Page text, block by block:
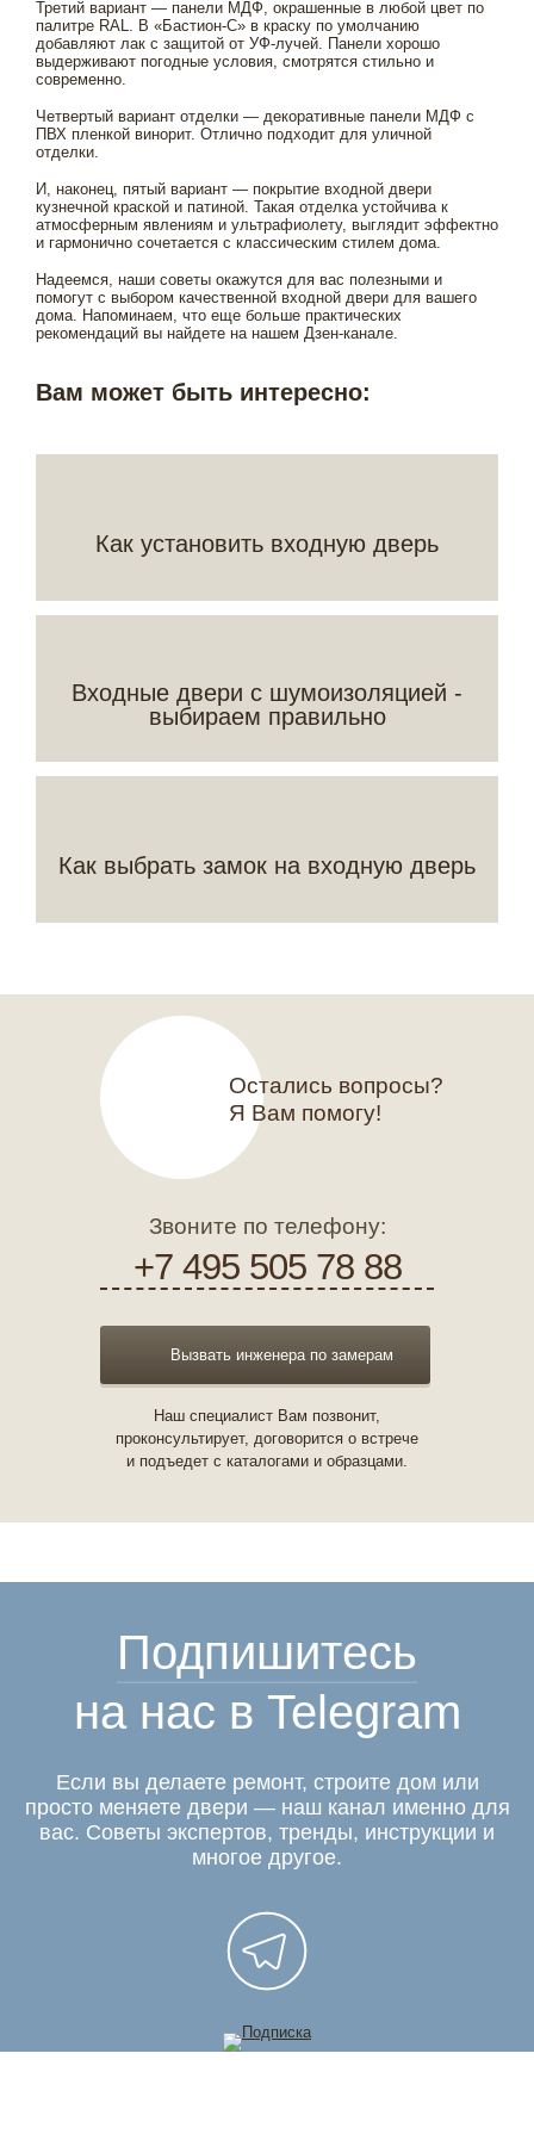
Третий вариант — панели МДФ, окрашенные в любой цвет по
палитре RAL. В «Бастион-С» в краску по умолчанию
добавляют лак с защитой от УФ-лучей. Панели хорошо
выдерживают погодные условия, смотрятся стильно и
современно.
Четвертый вариант отделки — декоративные панели МДФ с
ПВХ пленкой винорит. Отлично подходит для уличной
отделки.
И, наконец, пятый вариант — покрытие входной двери
кузнечной краской и патиной. Такая отделка устойчива к
атмосферным явлениям и ультрафиолету, выглядит эффектно
и гармонично сочетается с классическим стилем дома.
Надеемся, наши советы окажутся для вас полезными и
помогут с выбором качественной входной двери для вашего
дома. Напоминаем, что еще больше практических
рекомендаций вы найдете на нашем Дзен-канале.
Вам может быть интересно:
Как установить входную дверь
Входные двери с шумоизоляцией -
выбираем правильно
Как выбрать замок на входную дверь
Остались вопросы?
Я Вам помогу!
Звоните по телефону:
+7 495 505 78 88
Вызвать инженера по замерам
Наш специалист Вам позвонит,
проконсультирует, договорится о встрече
и подъедет с каталогами и образцами.
Подпишитесь
на нас в Telegram
Если вы делаете ремонт, строите дом или
просто меняете двери — наш канал именно для
вас. Советы экспертов, тренды, инструкции и
многое другое.